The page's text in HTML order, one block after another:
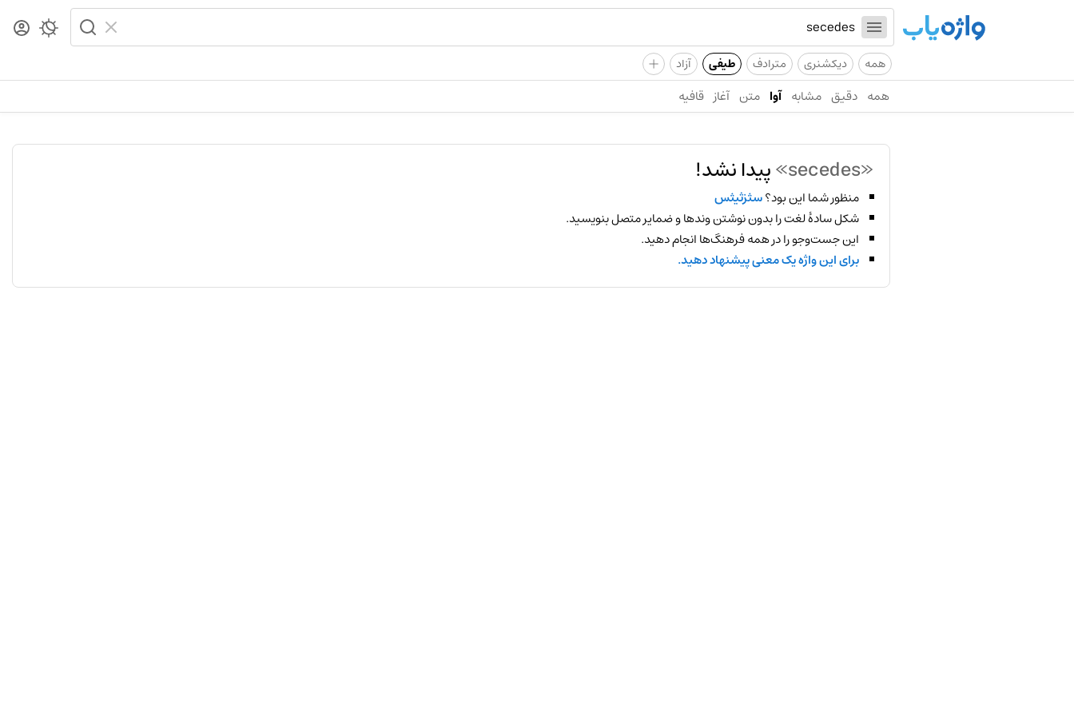
همه دیکشنری مترادف طیفی آزاد +
همه دقیق مشابه آوا متن آغاز قافیه
«secedes» پیدا نشد!
منظور شما این بود؟سثزثیثس
شکل سادهٔ لغت را بدون نوشتن وندها و ضمایر متصل بنویسید.
این جست‌وجو را در همه فرهنگ‌ها انجام دهید.
برای این واژه یک معنی پیشنهاد دهید.